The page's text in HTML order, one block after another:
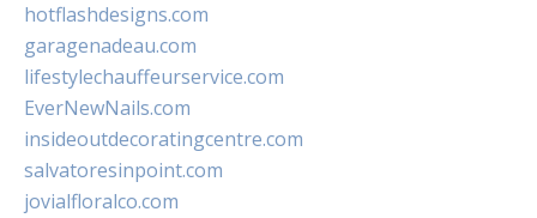
hotflashdesigns.com
garagenadeau.com
lifestylechauffeurservice.com
EverNewNails.com
insideoutdecoratingcentre.com
salvatoresinpoint.com
jovialfloralco.com